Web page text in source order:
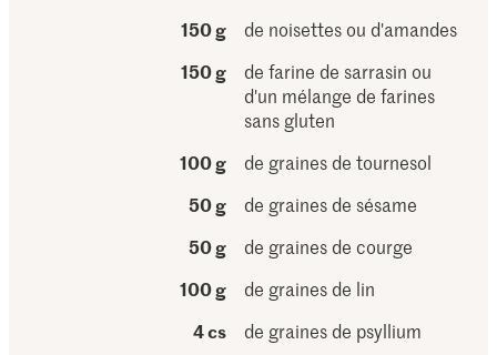
150 g
de noisettes ou d'amandes
150 g
de farine de sarrasin ou
d'un mélange de farines
sans gluten
100 g
de graines de tournesol
50 g
de graines de sésame
50 g
de graines de courge
100 g
de graines de lin
4 cs
de graines de psyllium